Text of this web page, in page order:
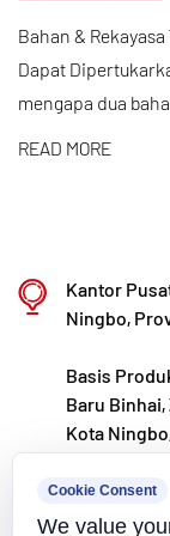
memastikan
manufaktur
baku impor
pengembangan
seluruh dunia.
Dengan total
Ultra-Pure
mendirikan
sama dengan
Bahan &
Dapat
mengapa dua
READ MORE
Kantor
Ningbo,
Basis
Baru
Kota
+86-
Cookie Consent
We value